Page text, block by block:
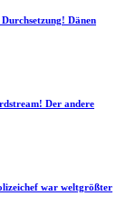
Dänen
Der andere
war weltgrößter